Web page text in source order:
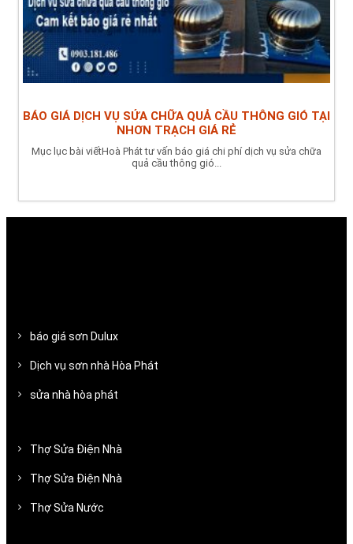
BÁO GIÁ DỊCH VỤ SỬA CHỮA QUẢ CẦU THÔNG GIÓ TẠI
NHƠN TRẠCH GIÁ RẺ
Mục lục bài viếtHoà Phát tư vấn báo giá chi phí dịch vụ sửa chữa
quả cầu thông gió...
báo giá sơn Dulux
Dịch vụ sơn nhà Hòa Phát
sửa nhà hòa phát
Thợ Sửa Điện Nhà
Thợ Sửa Điện Nhà
Thợ Sửa Nước